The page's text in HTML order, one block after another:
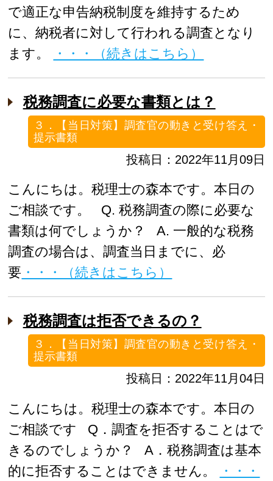
で適正な申告納税制度を維持するため
に、納税者に対して行われる調査となり
ます。
・・・（続きはこちら）
税務調査に必要な書類とは？
３．【当日対策】調査官の動きと受け答え・
提示書類
投稿日：2022年11月09日
こんにちは。税理士の森本です。本日の
ご相談です。 Q. 税務調査の際に必要な
書類は何でしょうか？ A. 一般的な税務
調査の場合は、調査当日までに、必
要 ・・・（続きはこちら）
税務調査は拒否できるの？
３．【当日対策】調査官の動きと受け答え・
提示書類
投稿日：2022年11月04日
こんにちは。税理士の森本です。本日の
ご相談です Q．調査を拒否することはで
きるのでしょうか？ A．税務調査は基本
的に拒否することはできません。
・・・